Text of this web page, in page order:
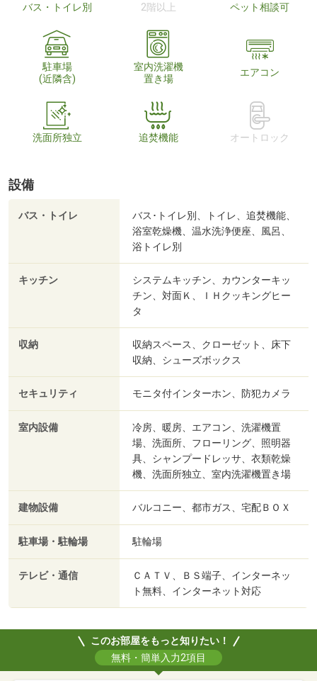
バス・トイレ別 2階以上 ペット相談可
駐車場
(近隣含)
室内洗濯機
置き場
エアコン
洗面所独立 追焚機能 オートロック
設備
バス・トイレ
バス･トイレ別、トイレ、追焚機能、
浴室乾燥機、温水洗浄便座、風呂、
浴トイレ別
キッチン
システムキッチン、カウンターキッ
チン、対面Ｋ、ＩＨクッキングヒー
タ
収納
収納スペース、クローゼット、床下
収納、シューズボックス
セキュリティ モニタ付インターホン、防犯カメラ
室内設備
冷房、暖房、エアコン、洗濯機置
場、洗面所、フローリング、照明器
具、シャンプードレッサ、衣類乾燥
機、洗面所独立、室内洗濯機置き場
建物設備 バルコニー、都市ガス、宅配ＢＯＸ
駐車場・駐輪場 駐輪場
テレビ・通信
ＣＡＴＶ、ＢＳ端子、インターネッ
ト無料、インターネット対応
このお部屋をもっと知りたい！
無料・簡単入力2項目